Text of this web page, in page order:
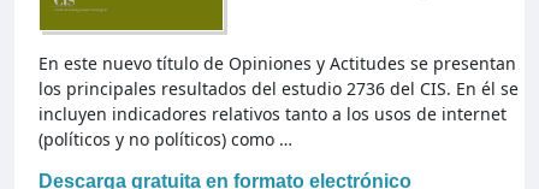
Descarga gratuita en formato electrónico
En este nuevo título de Opiniones y Actitudes se presentan
los principales resultados del estudio 2736 del CIS. En él se
incluyen indicadores relativos tanto a los usos de internet
(políticos y no políticos) como …